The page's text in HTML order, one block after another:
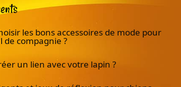
les bons accessoires de mode pour
de compagnie ?
un lien avec votre lapin ?